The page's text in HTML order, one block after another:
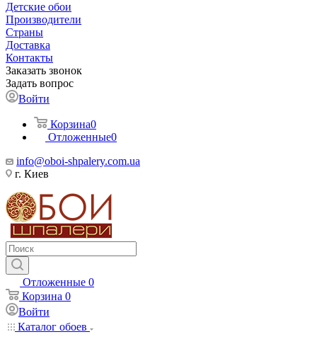
Детские обои
Производители
Страны
Доставка
Контакты
Заказать звонок
Задать вопрос
Войти
Корзина0
Отложенные0
info@oboi-shpalery.com.ua
г. Киев
Отложенные 0
Корзина 0
Войти
Каталог обоев